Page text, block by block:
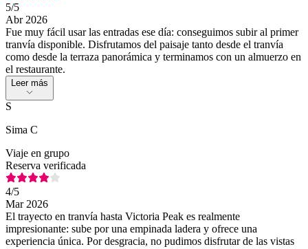
5/5
Abr 2026
Fue muy fácil usar las entradas ese día: conseguimos subir al primer
tranvía disponible. Disfrutamos del paisaje tanto desde el tranvía
como desde la terraza panorámica y terminamos con un almuerzo en
el restaurante.
Leer más
S
Sima C
Viaje en grupo
Reserva verificada
4/5
Mar 2026
El trayecto en tranvía hasta Victoria Peak es realmente
impresionante: sube por una empinada ladera y ofrece una
experiencia única. Por desgracia, no pudimos disfrutar de las vistas